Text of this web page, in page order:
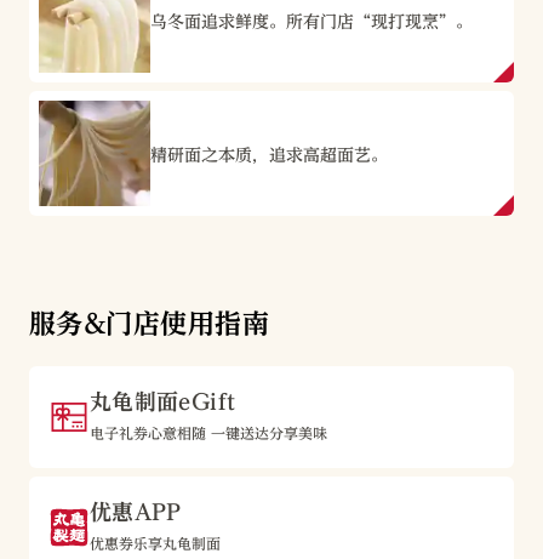
乌冬面追求鲜度。所有门店“现打现烹”。
精研面之本质，追求高超面艺。
服务&门店使用指南
丸龟制面eGift
电子礼券心意相随 一键送达分享美味
优惠APP
优惠券乐享丸龟制面